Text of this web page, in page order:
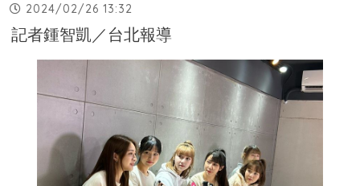
2024/02/26 13:32
記者鍾智凱／台北報導